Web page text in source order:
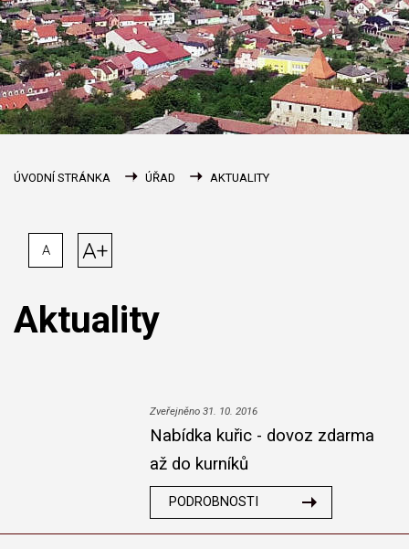
ÚVODNÍ STRÁNKA ÚŘAD AKTUALITY
A A+
Aktuality
Zveřejněno 31. 10. 2016
Nabídka kuřic - dovoz zdarma
až do kurníků
PODROBNOSTI